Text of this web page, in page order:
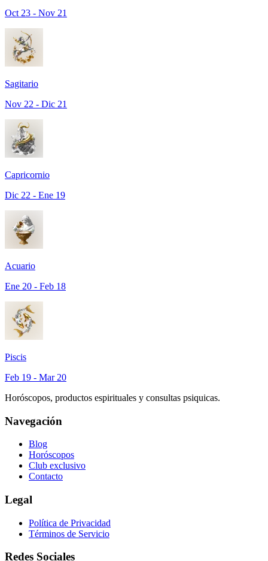
Oct 23 - Nov 21
Sagitario
Nov 22 - Dic 21
Capricornio
Dic 22 - Ene 19
Acuario
Ene 20 - Feb 18
Piscis
Feb 19 - Mar 20
Horóscopos, productos espirituales y consultas psiquicas.
Navegación
Blog
Horóscopos
Club exclusivo
Contacto
Legal
Política de Privacidad
Términos de Servicio
Redes Sociales